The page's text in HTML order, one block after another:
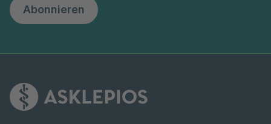
Abonnieren